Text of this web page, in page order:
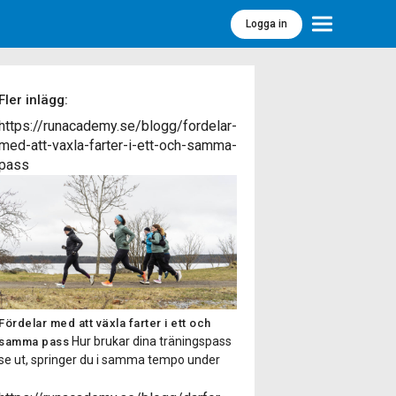
Logga in Meny
Fler inlägg:
runacademy.se/blogg/fordelar-
att-vaxla-farter-i-ett-och-samma-
Fördelar med att växla farter i ett och
samma pass Hur brukar dina träningspass
ut, springer du i samma tempo under